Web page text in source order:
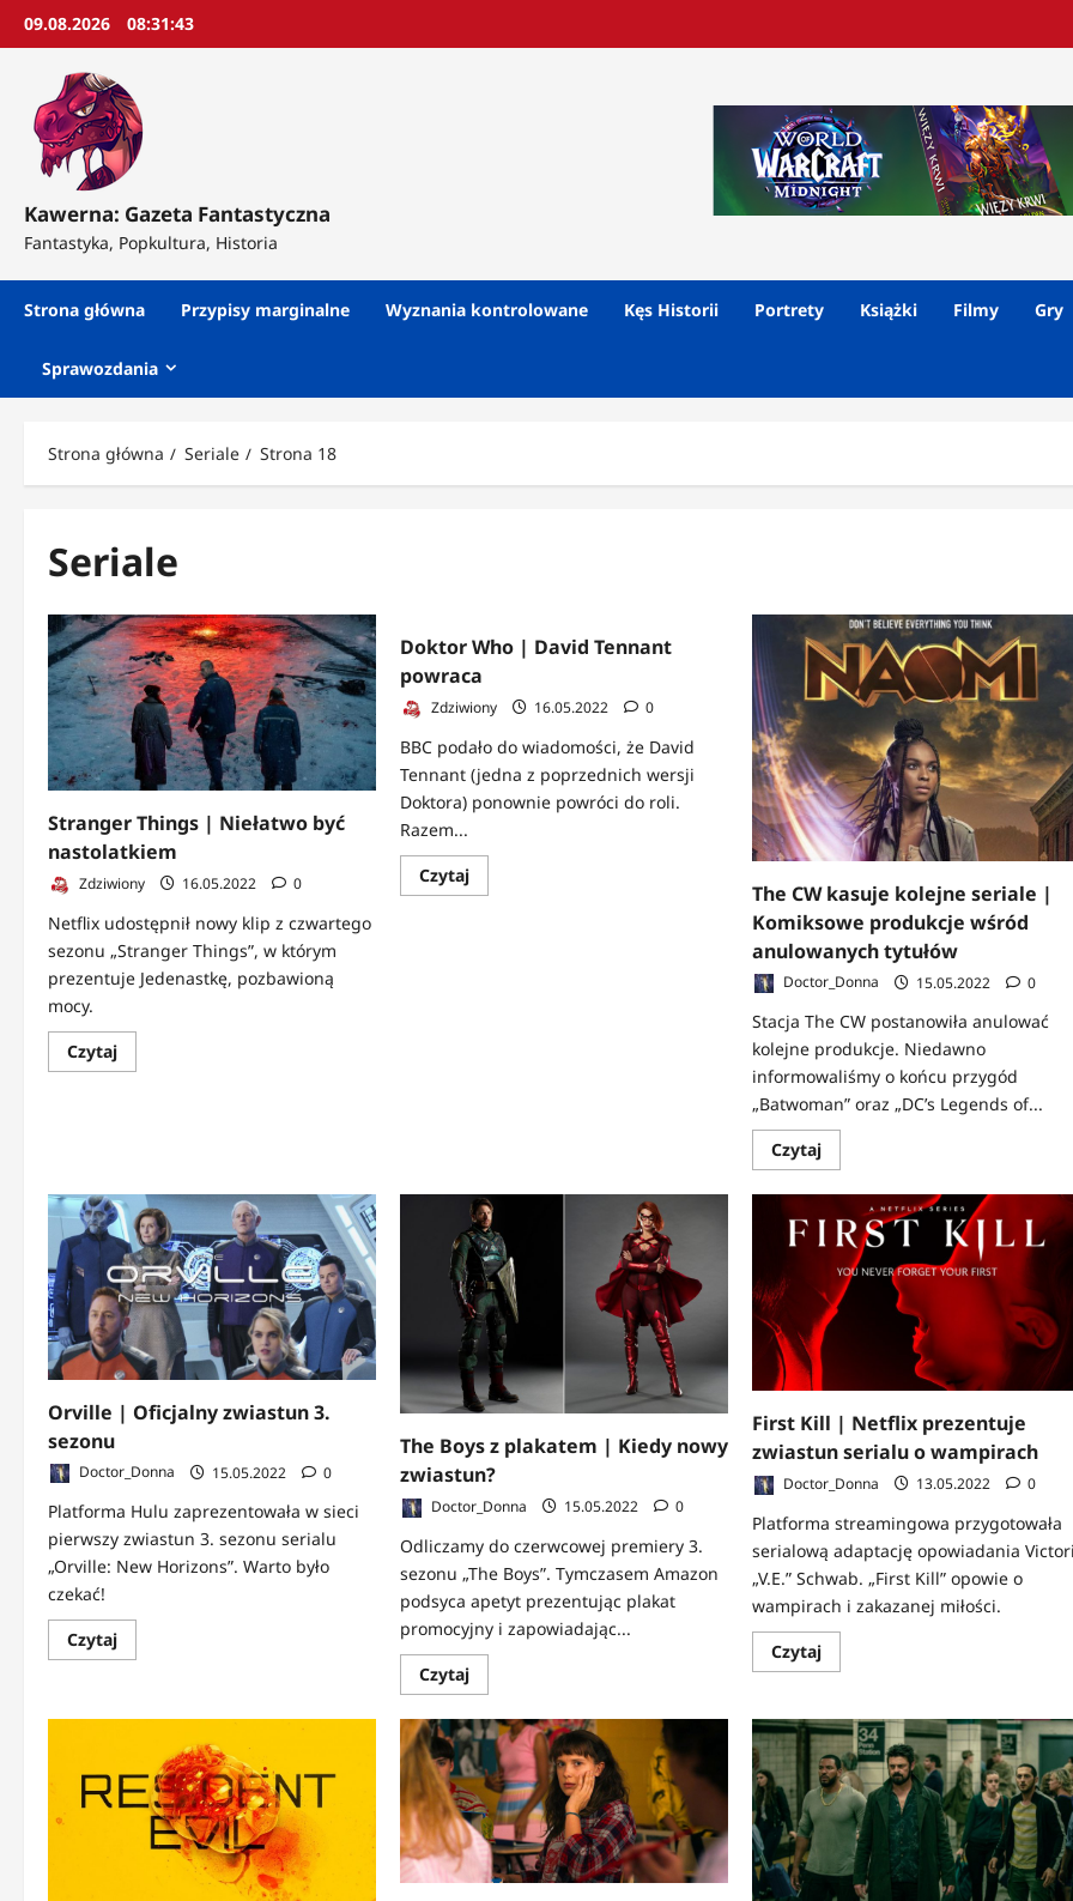
Przejdź
09.08.2026 08:31:46
Kawerna: Gazeta Fantastyczna
Fantastyka, Popkultura, Historia
Strona główna Przypisy marginalne Wyznania kontrolowane Kęs Historii Portrety Książki Filmy Gry
Sprawozdania
Strona główna Seriale Strona 18
Seriale
Stranger Things | Niełatwo być
nastolatkiem
Zdziwiony 16.05.2022 0
Netflix udostępnił nowy klip z czwartego
sezonu „Stranger Things”, w którym
prezentuje Jedenastkę, pozbawioną
mocy.
CzytajDowiedz
się
nastolatkiem
Doktor Who | David Tennant
powraca
Zdziwiony 16.05.2022 0
BBC podało do wiadomości, że David
Tennant (jedna z poprzednich wersji
Doktora) ponownie powróci do roli.
Razem...
CzytajDowiedz
się
The CW kasuje kolejne seriale |
Komiksowe produkcje wśród
anulowanych tytułów
Doctor_Donna 15.05.2022 0
Stacja The CW postanowiła anulować
kolejne produkcje. Niedawno
informowaliśmy o końcu przygód
„Batwoman” oraz „DC’s Legends of...
CzytajDowiedz
się
o
The
CW
kasuje
kolejne
seriale
|
Komiksowe
produkcje
wśród
anulowanych
Orville | Oficjalny zwiastun 3.
sezonu
Doctor_Donna 15.05.2022 0
Platforma Hulu zaprezentowała w sieci
pierwszy zwiastun 3. sezonu serialu
„Orville: New Horizons”. Warto było
czekać!
CzytajDowiedz
się
|
zwiastun
3.
sezonu
The Boys z plakatem | Kiedy nowy
zwiastun?
Doctor_Donna 15.05.2022 0
Odliczamy do czerwcowej premiery 3.
sezonu „The Boys”. Tymczasem Amazon
podsyca apetyt prezentując plakat
promocyjny i zapowiadając...
CzytajDowiedz
się
o
The
Boys
z
plakatem
|
Kiedy
nowy
zwiastun?
First Kill | Netflix prezentuje
zwiastun serialu o wampirach
Doctor_Donna 13.05.2022 0
Platforma streamingowa przygotowała
serialową adaptację opowiadania
„V.E.” Schwab. „First Kill” opowie o
wampirach i zakazanej miłości.
CzytajDowiedz
się
First
Kill
|
Netflix
prezentuje
zwiastun
serialu
wampirach